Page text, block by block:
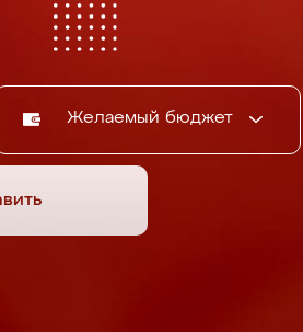
Желаемый бюджет